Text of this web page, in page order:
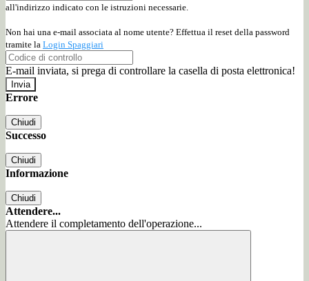
all'indirizzo indicato con le istruzioni necessarie.
Non hai una e-mail associata al nome utente? Effettua il reset della password
tramite la Login Spaggiari
E-mail inviata, si prega di controllare la casella di posta elettronica!
Errore
Chiudi
Successo
Chiudi
Informazione
Chiudi
Attendere...
Attendere il completamento dell'operazione...